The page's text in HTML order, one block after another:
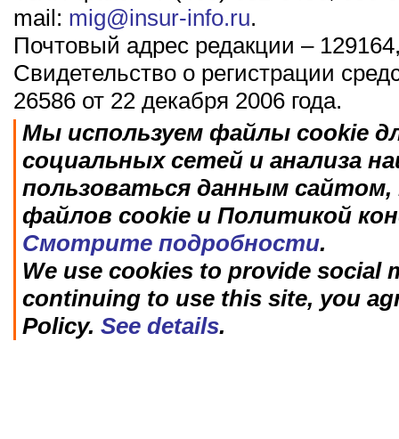
mail: mig@insur-info.ru.
Почтовый адрес редакции –
Свидетельство о регистрации
26586 от 22 декабря 2006 года.
Мы используем файлы cookie
социальных сетей и анализа
пользоваться данным
файлов cookie и Политикой
Смотрите подробности.
We use cookies to provide social
continuing to use this site, you
Policy. See details.